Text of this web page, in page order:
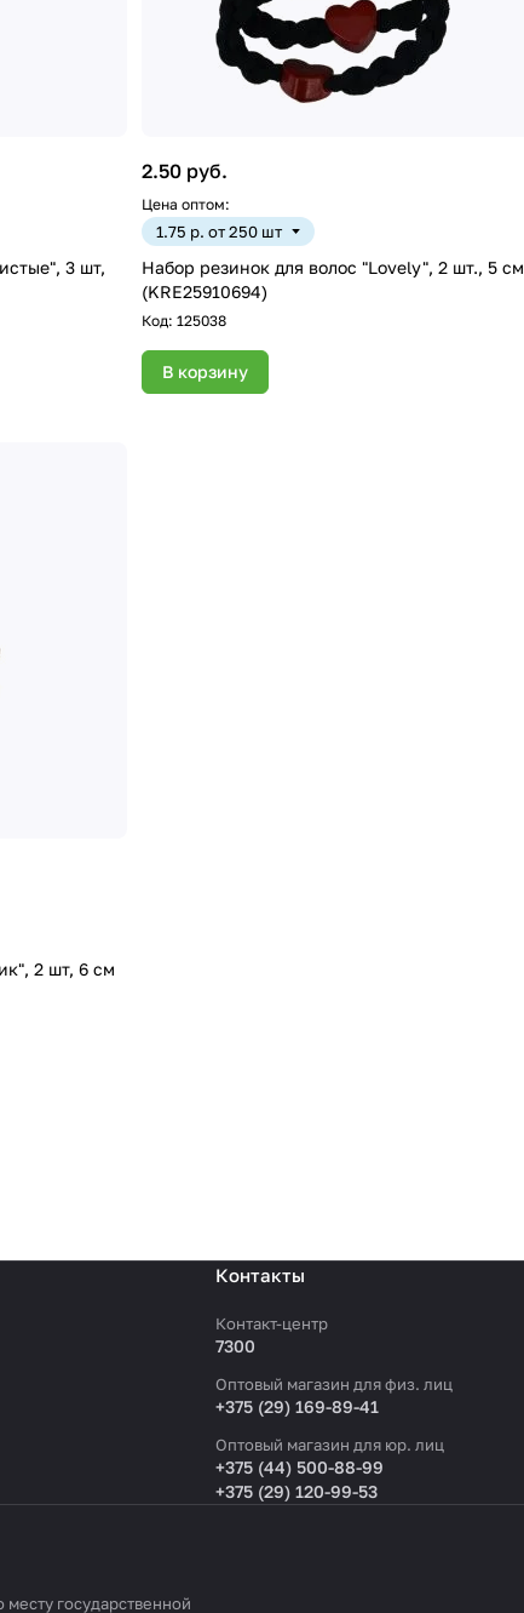
3 шт,
2.50 руб.
Цена оптом:
1.75 р. от 250 шт
Набор резинок для волос "Lovely", 2 шт., 5 см
(KRE25910694)
Код: 125038
В корзину
2 шт, 6 см
Контакты
Контакт-центр
7300
Оптовый магазин для физ. лиц
+375 (29) 169-89-41
Оптовый магазин для юр. лиц
+375 (44) 500-88-99
+375 (29) 120-99-53
государственной